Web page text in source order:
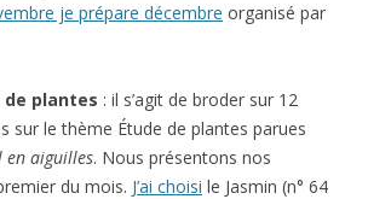
je prépare décembre organisé par
plantes : il s’agit de broder sur 12
sur le thème Étude de plantes parues
en aiguilles. Nous présentons nos
du mois. J’ai choisi le Jasmin (n° 64